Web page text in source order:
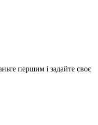
першим і задайте своє